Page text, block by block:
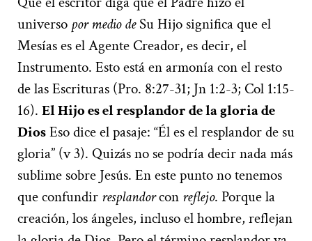
universo por medio deSu Hijo significa que el
Mesías es el Agente Creador, es decir, el
Instrumento. Esto está en armonía con el resto
de las Escrituras (Pro. 8:27-31; Jn 1:2-3; Col 1:15-
16). El Hijo es el resplandor de la gloria de
DiosEso dice el pasaje: “Él es el resplandor de su
gloria” (v 3). Quizás no se podría decir nada más
sublime sobre Jesús. En este punto no tenemos
que confundir resplandorcon reflejo. Porque la
creación, los ángeles, incluso el hombre, reflejan